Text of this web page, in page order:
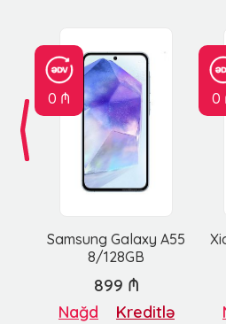
0 ₼
Samsung Galaxy A55
8/128GB
0
899 ₼
Nağd Kreditlə